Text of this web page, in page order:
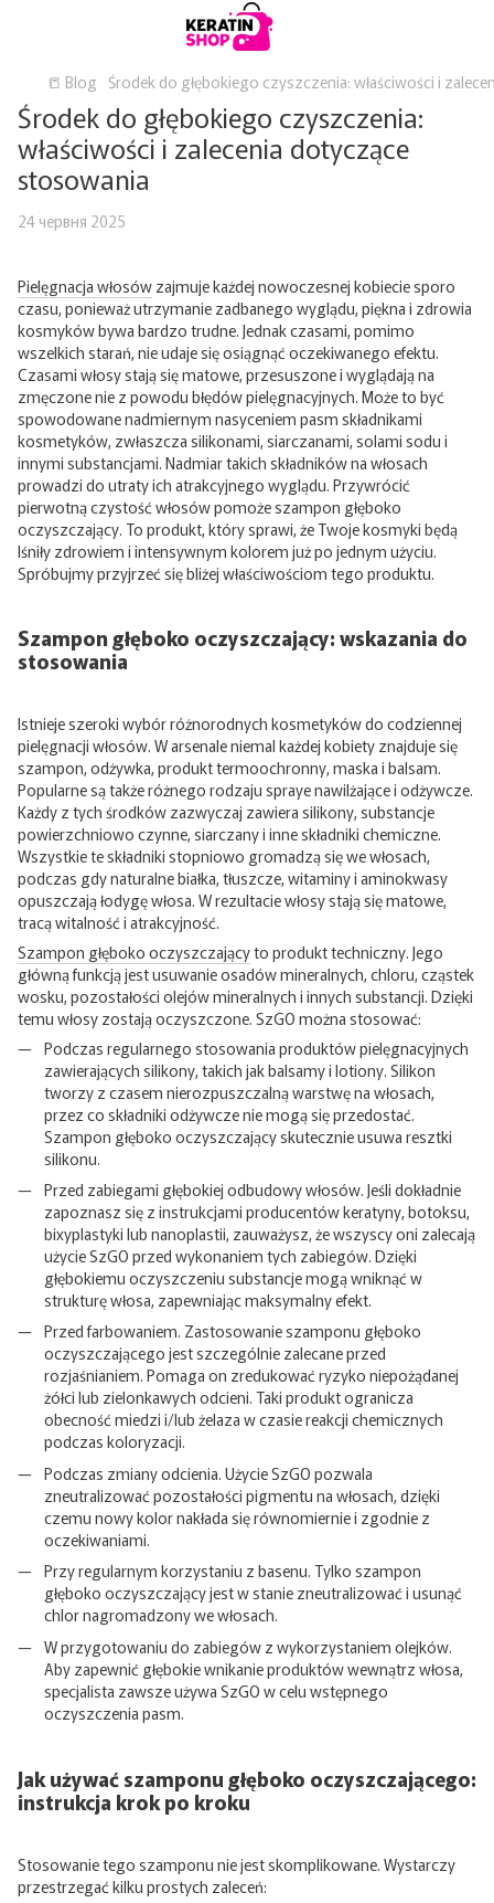
📒 Blog Środek do głębokiego czyszczenia: właściwości i
Środek do głębokiego czyszczenia:
właściwości i zalecenia dotyczące
stosowania
24 червня 2025
Pielęgnacja włosów zajmuje każdej nowoczesnej kobiecie sporo
czasu, ponieważ utrzymanie zadbanego wyglądu, piękna i zdrowia
kosmyków bywa bardzo trudne. Jednak czasami, pomimo
wszelkich starań, nie udaje się osiągnąć oczekiwanego efektu.
Czasami włosy stają się matowe, przesuszone i wyglądają na
zmęczone nie z powodu błędów pielęgnacyjnych. Może to być
spowodowane nadmiernym nasyceniem pasm składnikami
kosmetyków, zwłaszcza silikonami, siarczanami, solami sodu i
innymi substancjami. Nadmiar takich składników na włosach
prowadzi do utraty ich atrakcyjnego wyglądu. Przywrócić
pierwotną czystość włosów pomoże szampon głęboko
oczyszczający. To produkt, który sprawi, że Twoje kosmyki będą
lśniły zdrowiem i intensywnym kolorem już po jednym użyciu.
Spróbujmy przyjrzeć się bliżej właściwościom tego produktu.
Szampon głęboko oczyszczający: wskazania do
stosowania
Istnieje szeroki wybór różnorodnych kosmetyków do codziennej
pielęgnacji włosów. W arsenale niemal każdej kobiety znajduje się
szampon, odżywka, produkt termoochronny, maska i balsam.
Popularne są także różnego rodzaju spraye nawilżające i odżywcze.
Każdy z tych środków zazwyczaj zawiera silikony, substancje
powierzchniowo czynne, siarczany i inne składniki chemiczne.
Wszystkie te składniki stopniowo gromadzą się we włosach,
podczas gdy naturalne białka, tłuszcze, witaminy i aminokwasy
opuszczają łodygę włosa. W rezultacie włosy stają się matowe,
tracą witalność i atrakcyjność.
Szampon głęboko oczyszczającyto produkt techniczny. Jego
główną funkcją jest usuwanie osadów mineralnych, chloru, cząstek
wosku, pozostałości olejów mineralnych i innych substancji. Dzięki
temu włosy zostają oczyszczone. SzGO można stosować:
Podczas regularnego stosowania produktów pielęgnacyjnych
zawierających silikony, takich jak balsamy i lotiony. Silikon
tworzy z czasem nierozpuszczalną warstwę na włosach,
przez co składniki odżywcze nie mogą się przedostać.
Szampon głęboko oczyszczający skutecznie usuwa resztki
silikonu.
Przed zabiegami głębokiej odbudowy włosów. Jeśli dokładnie
zapoznasz się z instrukcjami producentów keratyny, botoksu,
bixyplastyki lub nanoplastii, zauważysz, że wszyscy oni zalecają
użycie SzGO przed wykonaniem tych zabiegów. Dzięki
głębokiemu oczyszczeniu substancje mogą wniknąć w
strukturę włosa, zapewniając maksymalny efekt.
Przed farbowaniem. Zastosowanie szamponu głęboko
oczyszczającego jest szczególnie zalecane przed
rozjaśnianiem. Pomaga on zredukować ryzyko niepożądanej
żółci lub zielonkawych odcieni. Taki produkt ogranicza
obecność miedzi i/lub żelaza w czasie reakcji chemicznych
podczas koloryzacji.
Podczas zmiany odcienia. Użycie SzGO pozwala
zneutralizować pozostałości pigmentu na włosach, dzięki
czemu nowy kolor nakłada się równomiernie i zgodnie z
oczekiwaniami.
Przy regularnym korzystaniu z basenu. Tylko szampon
głęboko oczyszczający jest w stanie zneutralizować i usunąć
chlor nagromadzony we włosach.
W przygotowaniu do zabiegów z wykorzystaniem olejków.
Aby zapewnić głębokie wnikanie produktów wewnątrz włosa,
specjalista zawsze używa SzGO w celu wstępnego
oczyszczenia pasm.
Jak używać szamponu głęboko oczyszczającego:
instrukcja krok po kroku
Stosowanie tego szamponu nie jest skomplikowane. Wystarczy
przestrzegać kilku prostych zaleceń: